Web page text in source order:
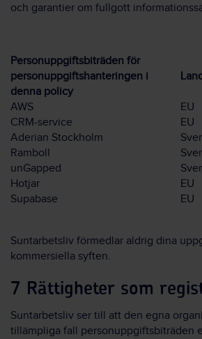
och garantier om fullgott
Personuppgiftsbiträden för
personuppgiftshanteringen i
denna policy
AWS
EU
CRM-service
EU
Aderian Stockholm
Ramboll
unGapped
Hotjar
EU
Supabase
EU
Suntarbetsliv förmedlar aldrig dina
kommersiella syften.
7 Rättigheter som
Suntarbetsliv ser till att den egna
tillämpliga fall personuppgiftsbiträden